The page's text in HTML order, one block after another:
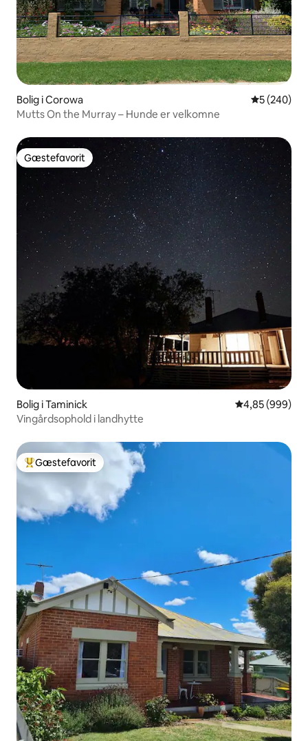
Bolig i Corowa 5 ud af 5 i
5 (240)
Mutts On the Murray – Hunde er velkomne
Gæstefavorit
Gæstefavorit
Bolig i Taminick 4,85 ud af 5 i
4,85 (999)
Vingårdsophold i landhytte
Bedste gæstefavorit
Gæstefavorit